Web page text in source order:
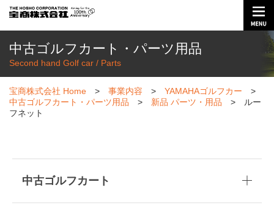
中古ゴルフカート・パーツ用品
Second hand Golf car / Parts
宝商株式会社 Home > 事業内容 > YAMAHAゴルフカー
>
中古ゴルフカート・パーツ用品
> 新品 パーツ・用品 >
ルー
フネット
中古ゴルフカート